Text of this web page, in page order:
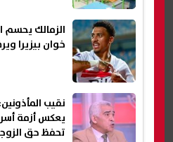
الزمالك يحسم
خوان بيزيرا
نقيب
يعكس أزمة
تحفظ حق